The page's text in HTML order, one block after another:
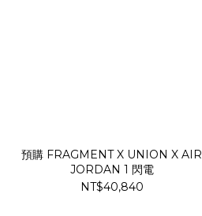
預購 FRAGMENT X UNION X AIR
JORDAN 1 閃電
NT$40,840